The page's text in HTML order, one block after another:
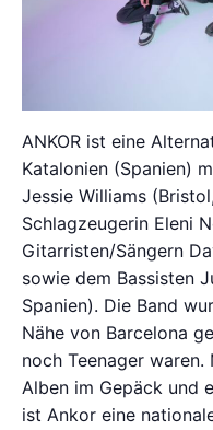
ANKOR ist eine
Katalonien (Spanien)
Jessie Williams
Schlagzeugerin Eleni
Gitarristen/Sängern
sowie dem Bassisten
Spanien). Die Band
Nähe von Barcelona
noch Teenager
Alben im Gepäck und
ist Ankor eine